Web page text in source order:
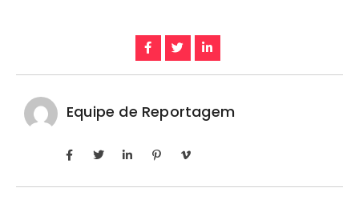
Equipe de Reportagem